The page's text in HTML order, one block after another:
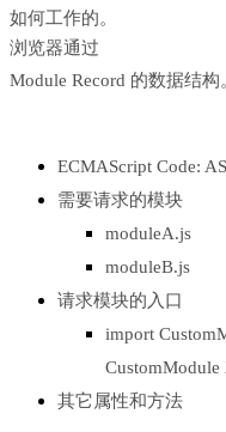
如何工作的。
浏览器通过
Module Record 的数据结构
ECMAScript Code:
需要请求的模块
moduleA.js
moduleB.js
请求模块的入口
import
其它属性和方法